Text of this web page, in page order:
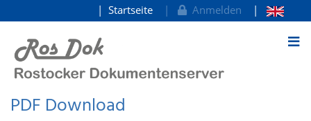
zum Inhalt
Startseite Anmelden
PDF Download